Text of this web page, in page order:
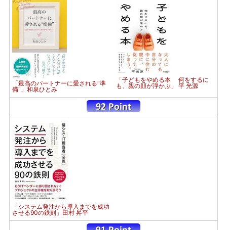
「最高のパートナーに愛される"準
備"」和泉ひとみ
「子どもをやめる本 何をするに
も、親の顔が浮かぶ」 平 光源
「システム発注から導入までを成功
させる90の鉄則」田村 昇平